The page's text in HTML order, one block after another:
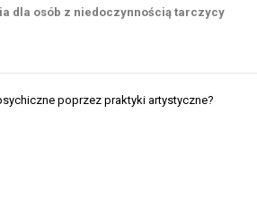
dla osób z niedoczynnością tarczycy
poprzez praktyki artystyczne?